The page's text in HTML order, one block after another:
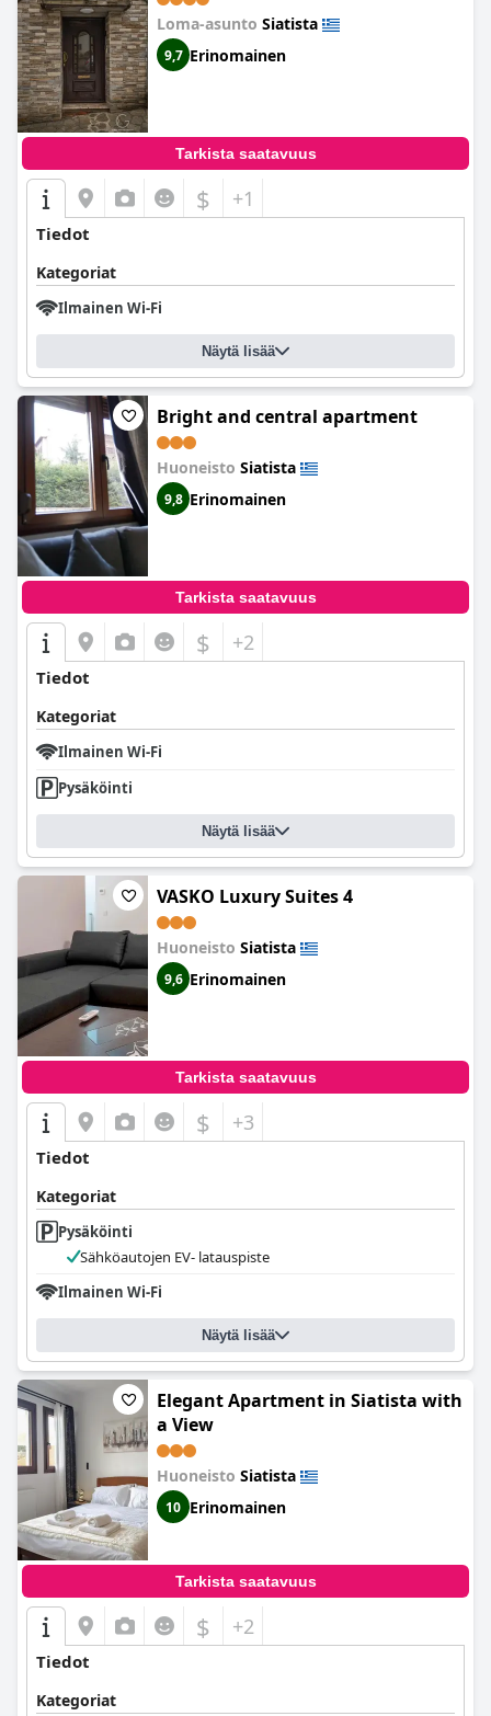
Loma-asunto Siatista
9,7 Erinomainen
Tarkista saatavuus
$ +1
Tiedot
Kategoriat
Ilmainen Wi-Fi
Näytä lisää
Bright and central apartment
Huoneisto Siatista
9,8 Erinomainen
Tarkista saatavuus
$ +2
Tiedot
Kategoriat
Ilmainen Wi-Fi
Pysäköinti
Näytä lisää
VASKO Luxury Suites 4
Huoneisto Siatista
9,6 Erinomainen
Tarkista saatavuus
$ +3
Tiedot
Kategoriat
Pysäköinti
Sähköautojen EV- latauspiste
Ilmainen Wi-Fi
Näytä lisää
Elegant Apartment in Siatista with
a View
Huoneisto Siatista
10 Erinomainen
Tarkista saatavuus
$ +2
Tiedot
Kategoriat